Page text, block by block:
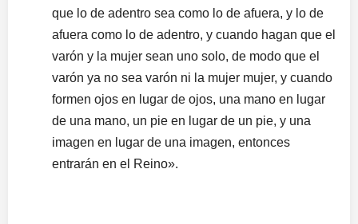
que lo de adentro sea como lo de afuera, y lo de
afuera como lo de adentro, y cuando hagan que el
varón y la mujer sean uno solo, de modo que el
varón ya no sea varón ni la mujer mujer, y cuando
formen ojos en lugar de ojos, una mano en lugar
de una mano, un pie en lugar de un pie, y una
imagen en lugar de una imagen, entonces
entrarán en el Reino».